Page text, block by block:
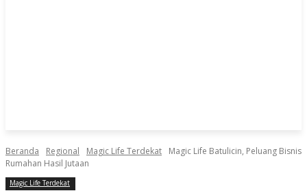
Beranda Regional Magic Life Terdekat
Magic Life Batulicin, Peluang Bisnis
Rumahan Hasil Jutaan
Magic Life Terdekat